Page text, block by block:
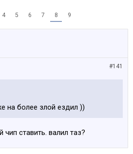
4 5 6 7 8 9
#141
на более злой ездил ))
ставить. валил таз?